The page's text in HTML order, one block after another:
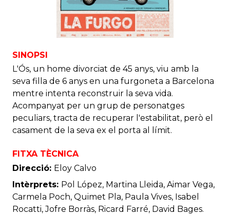
SINOPSI
L'Ós, un home divorciat de 45 anys, viu amb la
seva filla de 6 anys en una furgoneta a Barcelona
mentre intenta reconstruir la seva vida.
Acompanyat per un grup de personatges
peculiars, tracta de recuperar l'estabilitat, però el
casament de la seva ex el porta al límit.
FITXA TÈCNICA
Direcció: Eloy Calvo
Intèrprets: Pol López, Martina Lleida, Aimar Vega,
Carmela Poch, Quimet Pla, Paula Vives, Isabel
Rocatti, Jofre Borràs, Ricard Farré, David Bages.